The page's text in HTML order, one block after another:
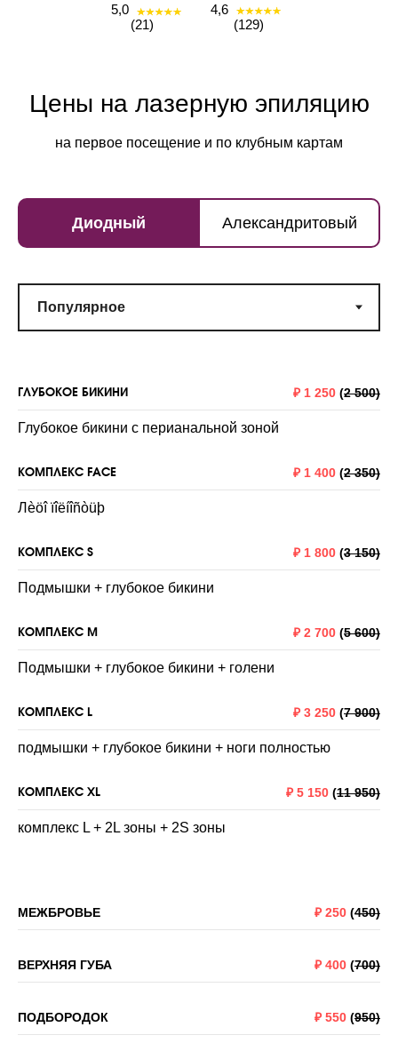
(21) (129)
4,6
5,0
Цены на лазерную эпиляцию
на первое посещение и по клубным картам
Диодный Александритовый
ГЛУБОКОЕ БИКИНИ ₽ 1 250 (2 500)
Глубокое бикини с перианальной зоной
КОМПЛЕКС FACE ₽ 1 400 (2 350)
Лèöî ïîëíîñòüþ
КОМПЛЕКС S ₽ 1 800 (3 150)
Подмышки + глубокое бикини
КОМПЛЕКС M ₽ 2 700 (5 600)
Подмышки + глубокое бикини + голени
КОМПЛЕКС L ₽ 3 250 (7 900)
подмышки + глубокое бикини + ноги полностью
КОМПЛЕКС XL ₽ 5 150 (11 950)
комплекс L + 2L зоны + 2S зоны
МЕЖБРОВЬЕ ₽ 250 (450)
ВЕРХНЯЯ ГУБА ₽ 400 (700)
ПОДБОРОДОК ₽ 550 (950)